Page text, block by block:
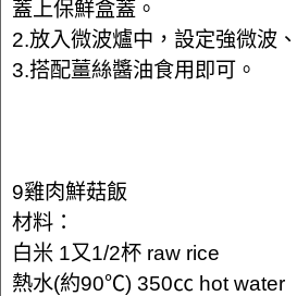
蓋上保鮮盒蓋。
2.放入微波爐中，設定強微波
3.搭配薑絲醬油食用即可。
9雞肉鮮菇飯
材料：
白米 1又1/2杯 raw rice
熱水(約90℃) 350㏄ hot water